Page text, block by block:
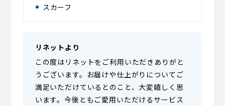
スカーフ
リネットより
この度はリネットをご利用いただきありがと
うございます。お届けや仕上がりについてご
満足いただけているとのこと、大変嬉しく思
います。今後ともご愛用いただけるサービス